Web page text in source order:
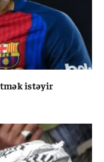
istəyir